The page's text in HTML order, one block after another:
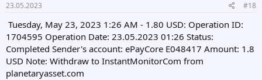
23.05.2023 #18
Tuesday, May 23, 2023 1:26 AM - 1.80 USD: Operation ID:
1704595 Operation Date: 23.05.2023 01:26 Status:
Completed Sender's account: ePayCore E048417 Amount: 1.8
USD Note: Withdraw to InstantMonitorCom from
planetaryasset.com